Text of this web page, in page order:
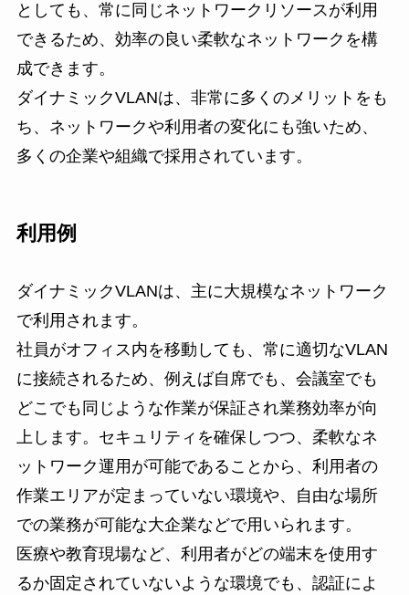
としても、常に同じネットワークリソースが利用
できるため、効率の良い柔軟なネットワークを構
成できます。
ダイナミックVLANは、非常に多くのメリットをも
ち、ネットワークや利用者の変化にも強いため、
多くの企業や組織で採用されています。
利用例
ダイナミックVLANは、主に大規模なネットワーク
で利用されます。
社員がオフィス内を移動しても、常に適切なVLAN
に接続されるため、例えば自席でも、会議室でも
どこでも同じような作業が保証され業務効率が向
上します。セキュリティを確保しつつ、柔軟なネ
ットワーク運用が可能であることから、利用者の
作業エリアが定まっていない環境や、自由な場所
での業務が可能な大企業などで用いられます。
医療や教育現場など、利用者がどの端末を使用す
るか固定されていないような環境でも、認証によ